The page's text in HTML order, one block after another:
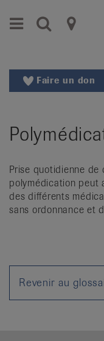
vers
au
Aller
Changer
de
Changer
de
langue:
Faire un don
Prise quotidienne de
polymédication peut
des différents
sans ordonnance et
Revenir au
Menu
le
|
de